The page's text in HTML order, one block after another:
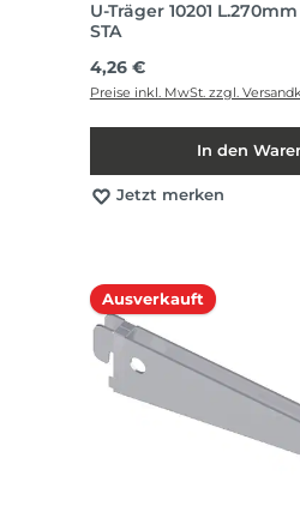
U-Träger 10201
STA
Regulärer Preis:
4,26 €
Preise inkl. MwSt. zzgl.
In den
Jetzt merken
Ausverkauft